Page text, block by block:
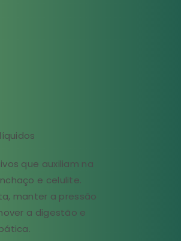
que auxiliam na
e celulite.
manter a pressão
a digestão e